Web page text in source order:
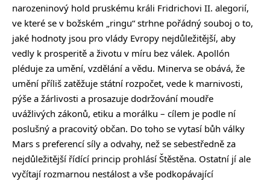
narozeninový hold pruskému králi Fridrichovi II. alegorií,
ve které se v božském „ringu“ strhne pořádný souboj o to,
jaké hodnoty jsou pro vlády Evropy nejdůležitější, aby
vedly k prosperitě a životu v míru bez válek. Apollón
pléduje za umění, vzdělání a vědu. Minerva se obává, že
umění příliš zatěžuje státní rozpočet, vede k marnivosti,
pýše a žárlivosti a prosazuje dodržování moudře
uvážlivých zákonů, etiku a morálku – cílem je podle ní
poslušný a pracovitý občan. Do toho se vytasí bůh války
Mars s preferencí síly a odvahy, než se sebestředně za
nejdůležitější řídící princip prohlásí Štěstěna. Ostatní jí ale
vyčítají rozmarnou nestálost a vše podkopávající